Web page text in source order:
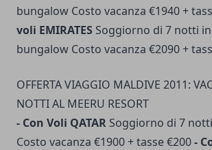
bungalow Costo vacanza €1940 +
voli EMIRATES Soggiorno di 7 notti
bungalow Costo vacanza €2090 +
OFFERTA VIAGGIO MALDIVE 2011:
NOTTI AL MEERU RESORT
- Con Voli QATAR Soggiorno di 7
Costo vacanza €1900 + tasse €200-